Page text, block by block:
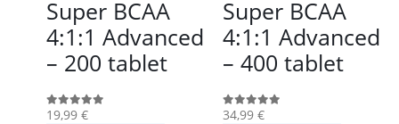
Super BCAA
4:1:1 Advanced
– 200 tablet
0 out of 5
19,99 €
Super BCAA
4:1:1 Advanced
– 400 tablet
0out of 5
34,99 €